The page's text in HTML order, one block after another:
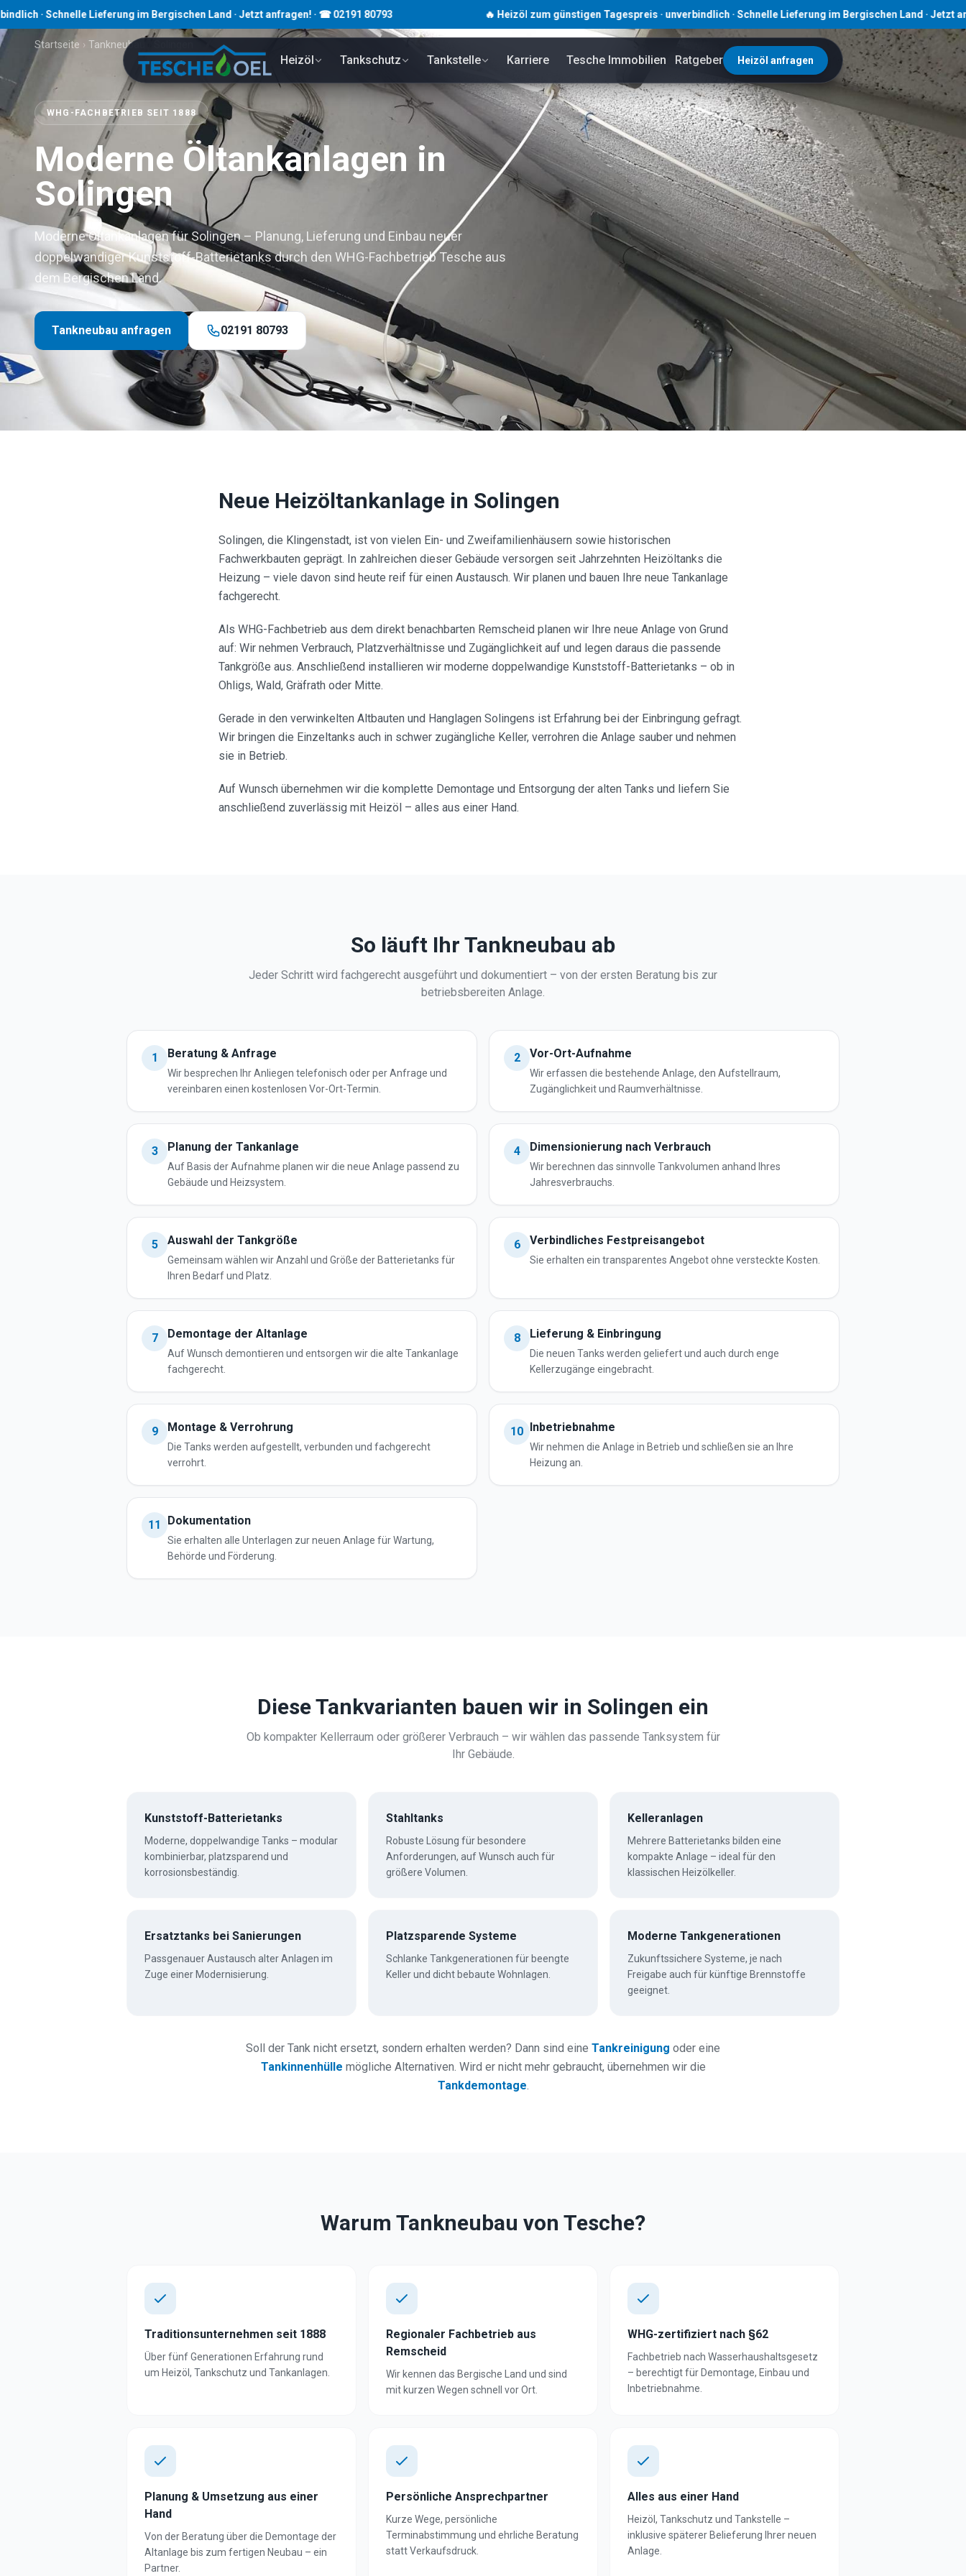
Lieferung im Bergischen Land · Jetzt anfragen! · ☎ 02191 80793 🔥 Heizöl zum günstigen Tagespreis · unverbindlich · Schnelle Lieferung im Bergischen Land · Jetzt anfragen! ·
Heizöl Tankschutz Tankstelle Karriere Tesche Immobilien Ratgeber Heizöl anfragen
Startseite › Tankneubau
WHG-FACHBETRIEB SEIT 1888
Moderne Öltankanlagen in
Solingen
Moderne Öltankanlagen für Solingen – Planung, Lieferung und Einbau neuer
doppelwandiger Kunststoff-Batterietanks durch den WHG-Fachbetrieb Tesche aus
dem Bergischen Land.
Tankneubau anfragen 02191 80793
Neue Heizöltankanlage in Solingen
Solingen, die Klingenstadt, ist von vielen Ein- und Zweifamilienhäusern sowie historischen
Fachwerkbauten geprägt. In zahlreichen dieser Gebäude versorgen seit Jahrzehnten Heizöltanks die
Heizung – viele davon sind heute reif für einen Austausch. Wir planen und bauen Ihre neue Tankanlage
fachgerecht.
Als WHG-Fachbetrieb aus dem direkt benachbarten Remscheid planen wir Ihre neue Anlage von Grund
auf: Wir nehmen Verbrauch, Platzverhältnisse und Zugänglichkeit auf und legen daraus die passende
Tankgröße aus. Anschließend installieren wir moderne doppelwandige Kunststoff-Batterietanks – ob in
Ohligs, Wald, Gräfrath oder Mitte.
Gerade in den verwinkelten Altbauten und Hanglagen Solingens ist Erfahrung bei der Einbringung gefragt.
Wir bringen die Einzeltanks auch in schwer zugängliche Keller, verrohren die Anlage sauber und nehmen
sie in Betrieb.
Auf Wunsch übernehmen wir die komplette Demontage und Entsorgung der alten Tanks und liefern Sie
anschließend zuverlässig mit Heizöl – alles aus einer Hand.
So läuft Ihr Tankneubau ab
Jeder Schritt wird fachgerecht ausgeführt und dokumentiert – von der ersten Beratung bis zur
betriebsbereiten Anlage.
1 Beratung & Anfrage
Wir besprechen Ihr Anliegen telefonisch oder per Anfrage und
vereinbaren einen kostenlosen Vor-Ort-Termin.
2 Vor-Ort-Aufnahme
Wir erfassen die bestehende Anlage, den Aufstellraum,
Zugänglichkeit und Raumverhältnisse.
3 Planung der Tankanlage
Auf Basis der Aufnahme planen wir die neue Anlage passend zu
Gebäude und Heizsystem.
4 Dimensionierung nach Verbrauch
Wir berechnen das sinnvolle Tankvolumen anhand Ihres
Jahresverbrauchs.
5 Auswahl der Tankgröße
Gemeinsam wählen wir Anzahl und Größe der Batterietanks für
Ihren Bedarf und Platz.
6 Verbindliches Festpreisangebot
Sie erhalten ein transparentes Angebot ohne versteckte Kosten.
7 Demontage der Altanlage
Auf Wunsch demontieren und entsorgen wir die alte Tankanlage
fachgerecht.
8 Lieferung & Einbringung
Die neuen Tanks werden geliefert und auch durch enge
Kellerzugänge eingebracht.
9 Montage & Verrohrung
Die Tanks werden aufgestellt, verbunden und fachgerecht
verrohrt.
10 Inbetriebnahme
Wir nehmen die Anlage in Betrieb und schließen sie an Ihre
Heizung an.
11 Dokumentation
Sie erhalten alle Unterlagen zur neuen Anlage für Wartung,
Behörde und Förderung.
Diese Tankvarianten bauen wir in Solingen ein
Ob kompakter Kellerraum oder größerer Verbrauch – wir wählen das passende Tanksystem für
Ihr Gebäude.
Kunststoff-Batterietanks
Moderne, doppelwandige Tanks – modular
kombinierbar, platzsparend und
korrosionsbeständig.
Stahltanks
Robuste Lösung für besondere
Anforderungen, auf Wunsch auch für
größere Volumen.
Kelleranlagen
Mehrere Batterietanks bilden eine
kompakte Anlage – ideal für den
klassischen Heizölkeller.
Ersatztanks bei Sanierungen
Passgenauer Austausch alter Anlagen im
Zuge einer Modernisierung.
Platzsparende Systeme
Schlanke Tankgenerationen für beengte
Keller und dicht bebaute Wohnlagen.
Moderne Tankgenerationen
Zukunftssichere Systeme, je nach
Freigabe auch für künftige Brennstoffe
geeignet.
Soll der Tank nicht ersetzt, sondern erhalten werden? Dann sind eine Tankreinigung oder eine
Tankinnenhülle mögliche Alternativen. Wird er nicht mehr gebraucht, übernehmen wir die
Tankdemontage.
Warum Tankneubau von Tesche?
Traditionsunternehmen seit 1888
Über fünf Generationen Erfahrung rund
um Heizöl, Tankschutz und Tankanlagen.
Regionaler Fachbetrieb aus
Remscheid
Wir kennen das Bergische Land und sind
mit kurzen Wegen schnell vor Ort.
WHG-zertifiziert nach §62
Fachbetrieb nach Wasserhaushaltsgesetz
– berechtigt für Demontage, Einbau und
Inbetriebnahme.
Planung & Umsetzung aus einer
Hand
Von der Beratung über die Demontage der
Altanlage bis zum fertigen Neubau – ein
Partner.
Persönliche Ansprechpartner
Kurze Wege, persönliche
Terminabstimmung und ehrliche Beratung
statt Verkaufsdruck.
Alles aus einer Hand
Heizöl, Tankschutz und Tankstelle –
inklusive späterer Belieferung Ihrer neuen
Anlage.